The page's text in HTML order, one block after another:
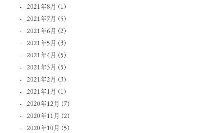
2021年8月 (1)
2021年7月 (5)
2021年6月 (2)
2021年5月 (3)
2021年4月 (5)
2021年3月 (5)
2021年2月 (3)
2021年1月 (1)
2020年12月 (7)
2020年11月 (2)
2020年10月 (5)